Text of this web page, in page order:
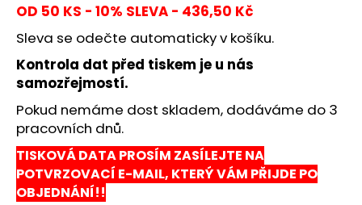
OD 50 KS - 10% SLEVA - 436,50 Kč
Sleva se odečte automaticky v košíku.
Kontrola dat před tiskem je u nás
samozřejmostí.
Pokud nemáme dost skladem, dodáváme do 3
pracovních dnů.
TISKOVÁ DATA PROSÍM ZASÍLEJTE NA
POTVRZOVACÍ E-MAIL, KTERÝ VÁM PŘIJDE PO
OBJEDNÁNÍ!!
e
ROLL-
UP
STANDARD
ECONOMY
85X200
320
Kč
Původně:
650
Kč